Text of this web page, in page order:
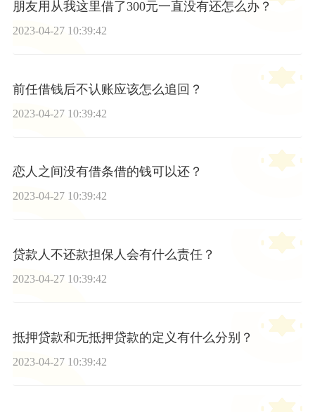
朋友用从我这里借了300元一直没有还怎么办？
2023-04-27 10:39:42
前任借钱后不认账应该怎么追回？
2023-04-27 10:39:42
恋人之间没有借条借的钱可以还？
2023-04-27 10:39:42
贷款人不还款担保人会有什么责任？
2023-04-27 10:39:42
抵押贷款和无抵押贷款的定义有什么分别？
2023-04-27 10:39:42